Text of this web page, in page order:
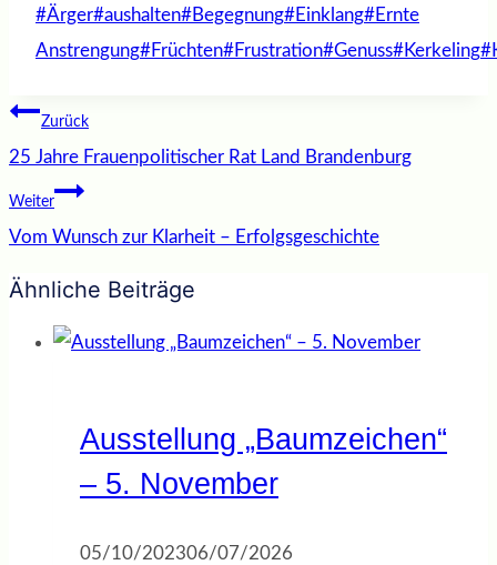
Schlagworte:
#Ärger#aushalten#Begegnung#Einklang#Ernte
Anstrengung#Früchten#Frustration#Genuss#Kerkeling#
Beitragsnavigation
Zurück
25 Jahre Frauenpolitischer Rat Land Brandenburg
Weiter
Vom Wunsch zur Klarheit – Erfolgsgeschichte
Ähnliche Beiträge
Ausstellung „Baumzeichen“
– 5. November
05/10/202306/07/2026